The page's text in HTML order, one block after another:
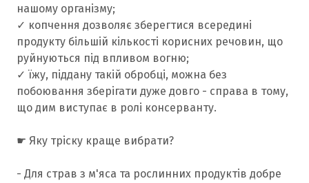
нашому організму;
✓ копчення дозволяє зберегтися всередині
продукту більшій кількості корисних речовин, що
руйнуються під впливом вогню;
✓ їжу, піддану такій обробці, можна без
побоювання зберігати дуже довго - справа в тому,
що дим виступає в ролі консерванту.
☛ Яку тріску краще вибрати?
- Для страв з м'яса та рослинних продуктів добре